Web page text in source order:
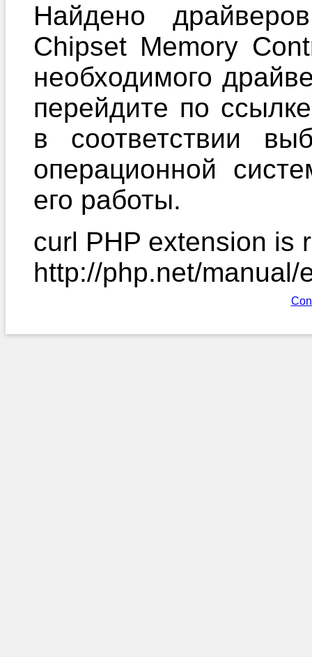
Найдено
Chipset Memory
необходимого
перейдите по
в соответствии
операционной
его работы.
curl PHP extension is
http://php.net/manual/